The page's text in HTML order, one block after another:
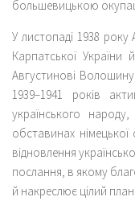
большевицькою
У листопаді 1938
Карпатської України
Августинові
1939–1941 років
українського
обставинах
відновлення
послання, в якому
й накреслює цілий